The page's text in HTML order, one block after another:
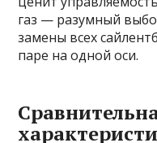
газ — разумный
замены всех
паре на одной оси.